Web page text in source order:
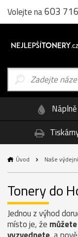
Volejte na603
Náplně
Úvod Naše
Tonery do
Jednou z výhod
místo je, že